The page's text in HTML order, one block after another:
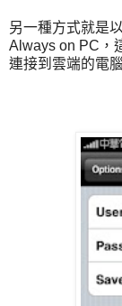
另一種方式就是
Always on PC，
連接到雲端的電腦